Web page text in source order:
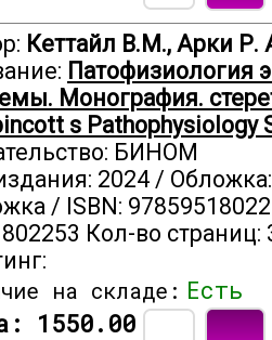
Кеттайл В.М., Арки Р.
Патофизиология
Монография.
s Pathophysiology
БИНОМ
2024 /
/ ISBN:
Кол-во страниц:
на складе: Есть
1550.00